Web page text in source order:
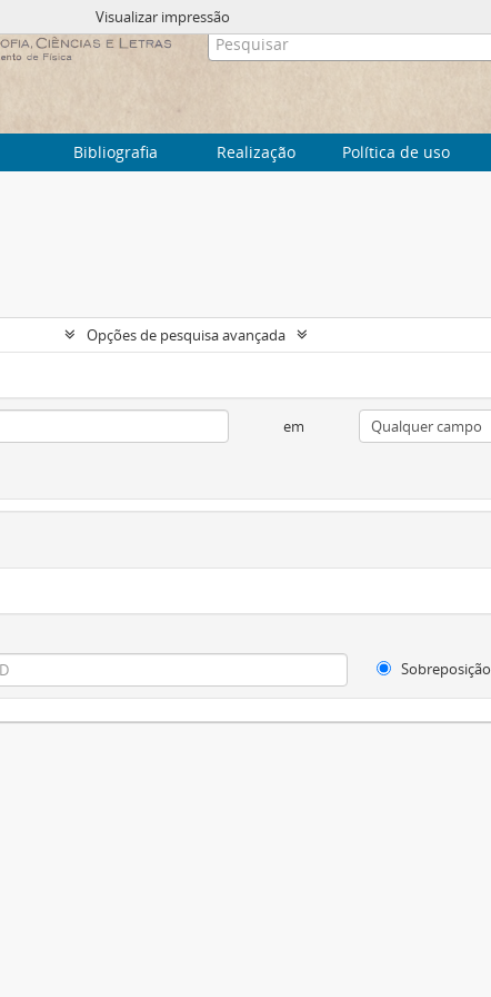
Bibliografia Realização Política de uso
Visualizar impressão
Opções de pesquisa avançada
em
Sobreposição